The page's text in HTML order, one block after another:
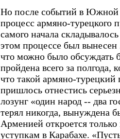
Но после событий в Южной
процесс армяно-турецкого
самого начала
этом процессе был вынесен
что можно было обсуждать
пройдена всего за полгода,
что такой армяно-турецкий
пришлось отнестись
лозунг «один народ -- два
терял никогда, вынуждена
Арменией откроется
уступкам в Карабахе.